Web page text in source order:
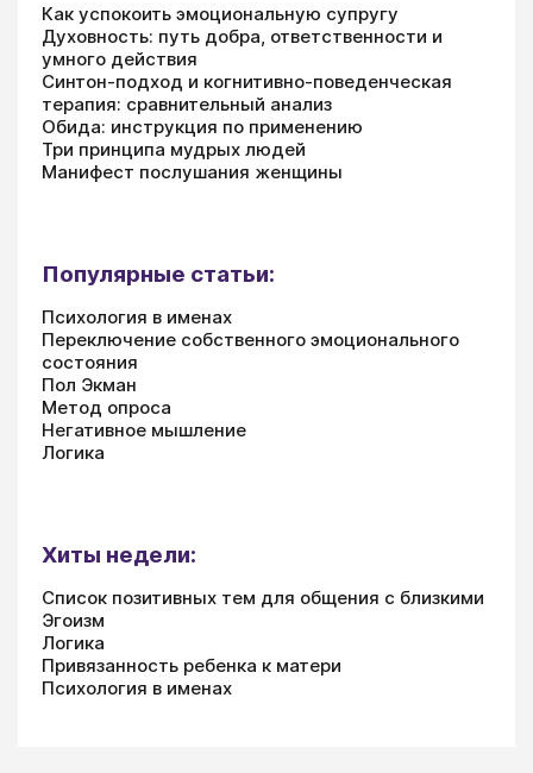
Как успокоить эмоциональную супругу
Духовность: путь добра, ответственности и
умного действия
Синтон-подход и когнитивно-поведенческая
терапия: сравнительный анализ
Обида: инструкция по применению
Три принципа мудрых людей
Манифест послушания женщины
Популярные статьи:
Психология в именах
Переключение собственного эмоционального
состояния
Пол Экман
Метод опроса
Негативное мышление
Логика
Хиты недели:
Список позитивных тем для общения с близкими
Эгоизм
Логика
Привязанность ребенка к матери
Психология в именах